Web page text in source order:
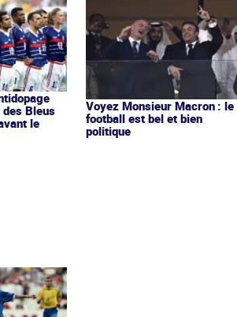
Bleus
le
Voyez Monsieur Macron : le
football est bel et bien
politique